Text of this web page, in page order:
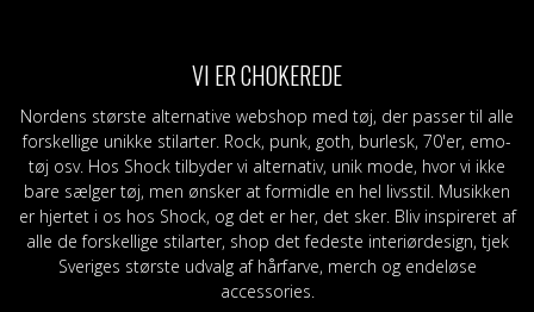
VI ER CHOKEREDE
Nordens største alternative webshop med tøj, der passer til alle
forskellige unikke stilarter. Rock, punk, goth, burlesk, 70'er, emo-
tøj osv. Hos Shock tilbyder vi alternativ, unik mode, hvor vi ikke
bare sælger tøj, men ønsker at formidle en hel livsstil. Musikken
er hjertet i os hos Shock, og det er her, det sker. Bliv inspireret af
alle de forskellige stilarter, shop det fedeste interiørdesign, tjek
Sveriges største udvalg af hårfarve, merch og endeløse
accessories.